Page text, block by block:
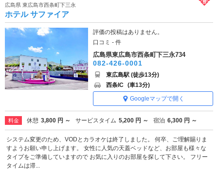
広島県 東広島市西条町下三永
ホテル サファイア
評価の投稿はありません。
口コミ - 件
広島県東広島市西条町下三永734
082-426-0001
東広島駅 (徒歩13分)
西条IC (車13分)
Googleマップで開く
料金 休憩 3,800 円 ～ サービスタイム 5,200 円 ～ 宿泊 6,300 円 ～
システム変更のため、VODとカラオケは終了しました。 何卒、ご理解賜りま
すようお願い申し上げます。 女性に人気の天蓋ベッドなど、お部屋も様々な
タイプをご準備していますので お気に入りのお部屋を探して下さい。 フリー
タイムは滞...